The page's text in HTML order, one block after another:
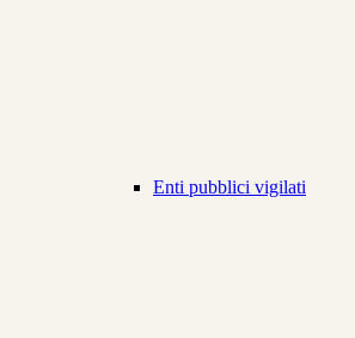
Enti pubblici vigilati